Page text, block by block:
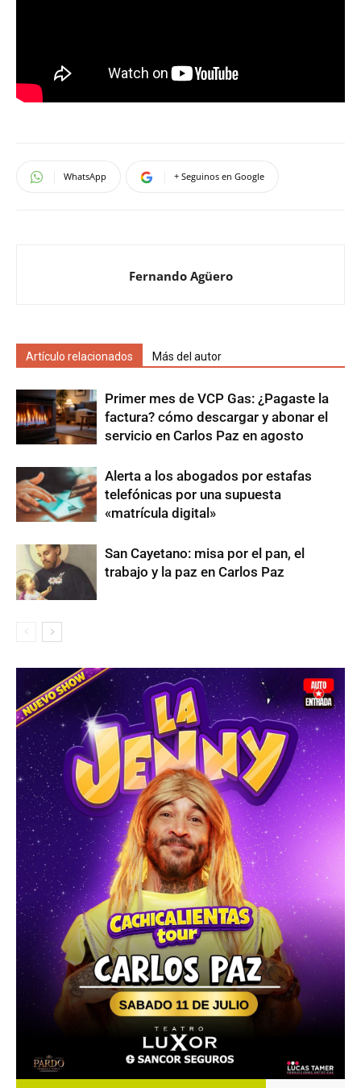
WhatsApp + Seguinos en Google
Fernando Agüero
Artículo relacionados Más del autor
Primer mes de VCP Gas: ¿Pagaste la
factura? cómo descargar y abonar el
servicio en Carlos Paz en agosto
Alerta a los abogados por estafas
telefónicas por una supuesta
«matrícula digital»
San Cayetano: misa por el pan, el
trabajo y la paz en Carlos Paz